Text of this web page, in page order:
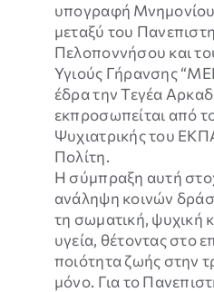
υπογραφή
μεταξύ του
Πελοποννήσου και
Υγιούς Γήρανσης
έδρα την Τεγέα
εκπροσωπείται από
Ψυχιατρικής του
Πολίτη.
Η σύμπραξη αυτή
ανάληψη κοινών
τη σωματική, ψυχική
υγεία, θέτοντας στο
ποιότητα ζωής στην
μόνο. Για το